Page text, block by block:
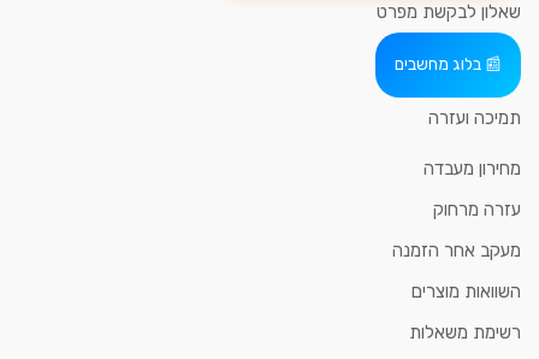
שאלון לבקשת מפרט
בלוג מחשבים
תמיכה ועזרה
מחירון מעבדה
עזרה מרחוק
מעקב אחר הזמנה
השוואות מוצרים
רשימת משאלות